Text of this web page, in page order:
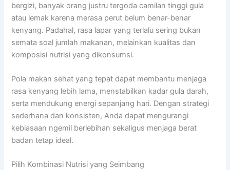
bergizi, banyak orang justru tergoda camilan tinggi gula
atau lemak karena merasa perut belum benar-benar
kenyang. Padahal, rasa lapar yang terlalu sering bukan
semata soal jumlah makanan, melainkan kualitas dan
komposisi nutrisi yang dikonsumsi.
Pola makan sehat yang tepat dapat membantu menjaga
rasa kenyang lebih lama, menstabilkan kadar gula darah,
serta mendukung energi sepanjang hari. Dengan strategi
sederhana dan konsisten, Anda dapat mengurangi
kebiasaan ngemil berlebihan sekaligus menjaga berat
badan tetap ideal.
Pilih Kombinasi Nutrisi yang Seimbang